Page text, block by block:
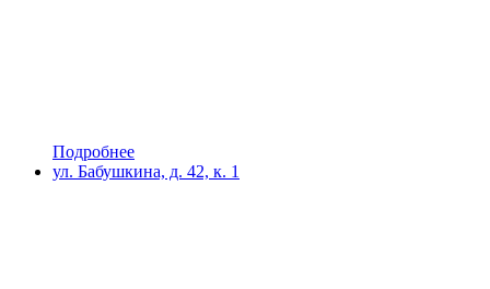
Подробнее
ул. Бабушкина, д. 42, к. 1